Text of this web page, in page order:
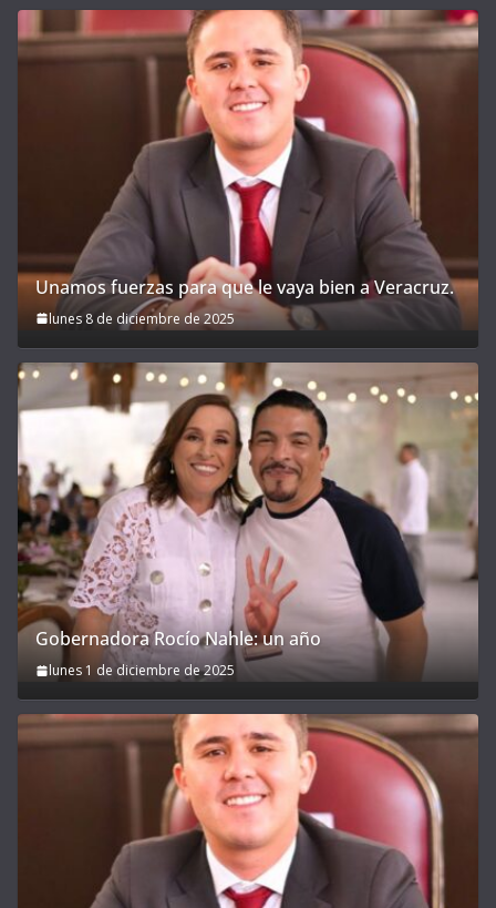
Unamos fuerzas para que le vaya bien a Veracruz.
lunes 8 de diciembre de 2025
Gobernadora Rocío Nahle: un año
lunes 1 de diciembre de 2025